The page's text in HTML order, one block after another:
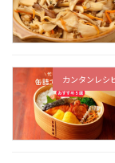
カンタンレシ